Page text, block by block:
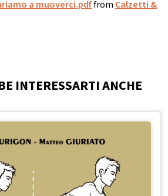
a muoverci.pdffrom Calzetti &
INTERESSARTI ANCHE